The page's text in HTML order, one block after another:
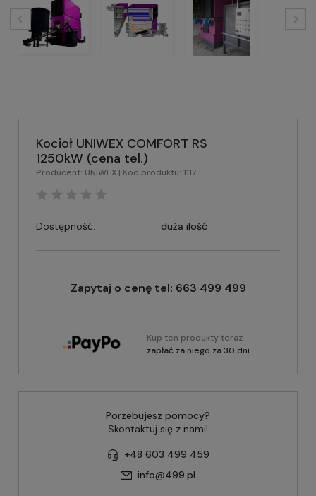
Kocioł UNIWEX COMFORT RS
1250kW (cena tel.)
Producent: UNIWEX | Kod produktu: 1117
Dostępność: duża ilość
Zapytaj o cenę tel: 663 499 499
Kup ten produkty teraz -
zapłać za niego za 30 dni
Porzebujesz pomocy?
Skontaktuj się z nami!
+48 603 499 459
info@499.pl